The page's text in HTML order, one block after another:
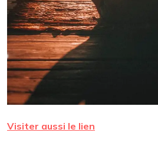
Visiter aussi le lien